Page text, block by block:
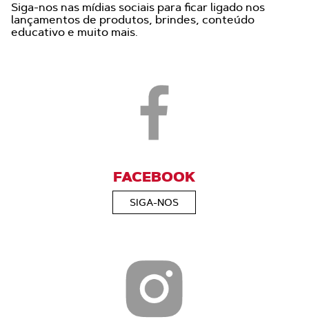
Siga-nos nas mídias sociais para ficar ligado nos
lançamentos de produtos, brindes, conteúdo
educativo e muito mais.
FACEBOOK
SIGA-NOS